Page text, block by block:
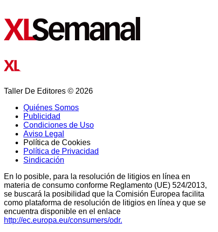
Taller De Editores © 2026
Quiénes Somos
Publicidad
Condiciones de Uso
Aviso Legal
Política de Cookies
Política de Privacidad
Sindicación
En lo posible, para la resolución de litigios en línea en
materia de consumo conforme Reglamento (UE) 524/2013,
se buscará la posibilidad que la Comisión Europea facilita
como plataforma de resolución de litigios en línea y que se
encuentra disponible en el enlace
http://ec.europa.eu/consumers/odr.